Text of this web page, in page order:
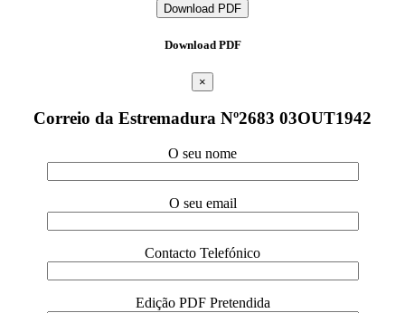
Download PDF
Download PDF
×
Correio da Estremadura Nº2683 03OUT1942
O seu nome
O seu email
Contacto Telefónico
Edição PDF Pretendida